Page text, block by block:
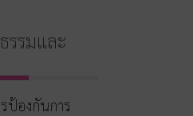
รรมและ
ป้องกันการ